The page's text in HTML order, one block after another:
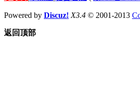
Powered by Discuz! X3.4 © 2001-2013
返回顶部